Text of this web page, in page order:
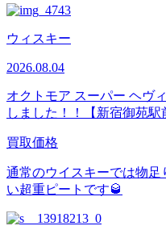
ウィスキー
2026.08.04
オクトモア スーパー ヘヴ
しました！！【新宿御苑駅
買取価格
通常のウイスキーでは物
い超重ピートです🥃